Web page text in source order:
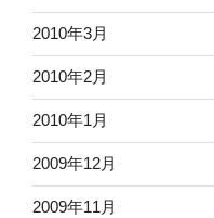
2010年3月
2010年2月
2010年1月
2009年12月
2009年11月